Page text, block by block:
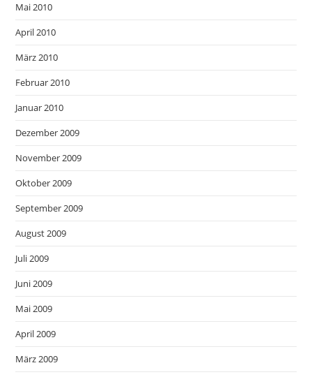
Mai 2010
April 2010
März 2010
Februar 2010
Januar 2010
Dezember 2009
November 2009
Oktober 2009
September 2009
August 2009
Juli 2009
Juni 2009
Mai 2009
April 2009
März 2009